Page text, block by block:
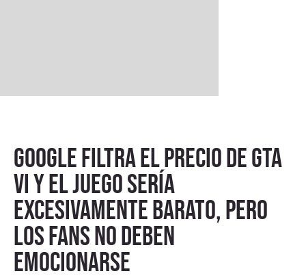
Google filtra el precio de GTA
VI y el juego sería
excesivamente barato, pero
los fans no deben
emocionarse